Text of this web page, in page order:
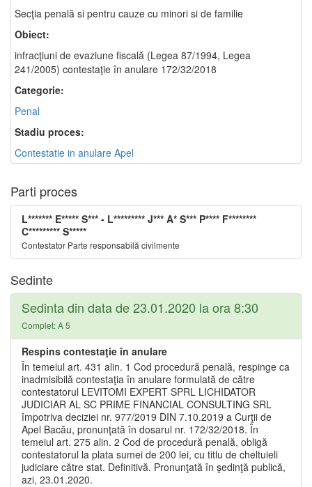
Secţia penală si pentru cauze cu minori si de familie
Obiect:
infracţiuni de evaziune fiscală (Legea 87/1994, Legea
241/2005) contestaţie în anulare 172/32/2018
Categorie:
Penal
Stadiu proces:
Contestatie in anulare Apel
Parti proces
L******* E***** S*** - L********* J*** A* S*** P**** F********
C********* S*****
Contestator Parte responsabilă civilmente
Sedinte
Sedinta din data de 23.01.2020 la ora 8:30
Complet: A 5
Respins contestaţie în anulare
În temeiul art. 431 alin. 1 Cod procedură penală, respinge ca
inadmisibilă contestaţia în anulare formulată de către
contestatorul LEVITOMI EXPERT SPRL LICHIDATOR
JUDICIAR AL SC PRIME FINANCIAL CONSULTING SRL
împotriva deciziei nr. 977/2019 DIN 7.10.2019 a Curţii de
Apel Bacău, pronunţată în dosarul nr. 172/32/2018. În
temeiul art. 275 alin. 2 Cod de procedură penală, obligă
contestatorul la plata sumei de 200 lei, cu titlu de cheltuieli
judiciare către stat. Definitivă. Pronunţată în şedinţă publică,
azi, 23.01.2020.